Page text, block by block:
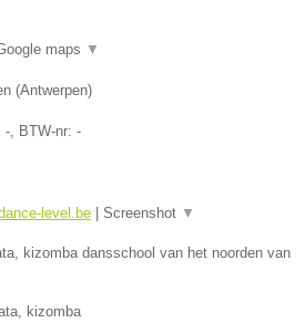
maps ▼
(Antwerpen)
- , BTW-nr: -
level.be | Screenshot ▼
kizomba dansschool van het noorden van
kizomba